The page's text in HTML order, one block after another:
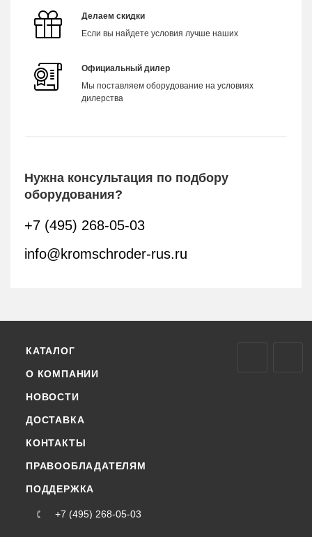
Делаем скидки
Если вы найдете условия лучше наших
Официальный дилер
Мы поставляем оборудование на условиях
дилерства
Нужна консультация по подбору
оборудования?
+7 (495) 268-05-03
info@kromschroder-rus.ru
КАТАЛОГ
О КОМПАНИИ
НОВОСТИ
ДОСТАВКА
КОНТАКТЫ
ПРАВООБЛАДАТЕЛЯМ
ПОДДЕРЖКА
+7 (495) 268-05-03